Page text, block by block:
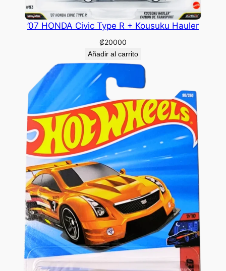
’07 HONDA Civic Type R + Kousuku Hauler
₡20000
Añadir al carrito